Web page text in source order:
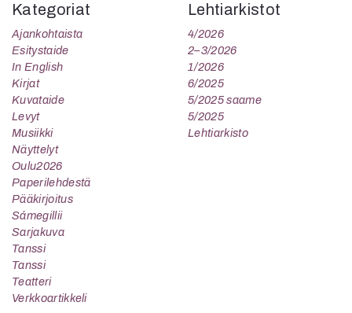
Kategoriat
Ajankohtaista
Esitystaide
In English
Kirjat
Kuvataide
Levyt
Musiikki
Näyttelyt
Oulu2026
Paperilehdestä
Pääkirjoitus
Sámegillii
Sarjakuva
Tanssi
Tanssi
Teatteri
Verkkoartikkeli
Lehtiarkistot
4/2026
2–3/2026
1/2026
6/2025
5/2025 saame
5/2025
Lehtiarkisto